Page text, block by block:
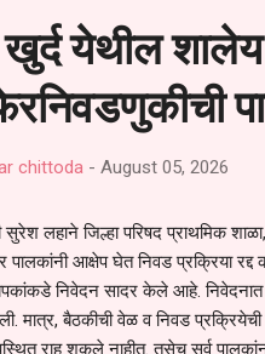
खुर्द येथील शालेय
chittoda - August 05, 2026
सुरेश लहाने जिल्हा परिषद प्राथमिक
पालकांनी आक्षेप घेत निवड प्रक्रिया
निवेदन सादर केले आहे.
मात्र, बैठकीची वेळ व निवड
राहू शकले नाहीत. तसेच सर्व